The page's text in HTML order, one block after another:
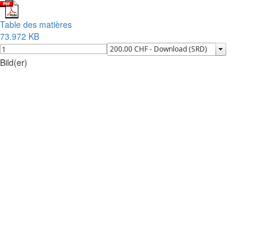
Table des matières
73.972 KB
Bild(er)